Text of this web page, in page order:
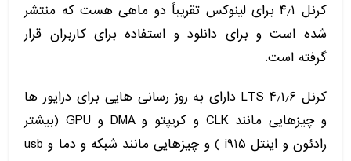
کرنل ۴٫۱
برای لینوکس تقریباً دو ماهی هست که منتشر
شده است و برای دانلود و استفاده برای کاربران قرار
گرفته است.
کرنل
۴٫۱٫۶ LTS
دارای به روز رسانی هایی برای درایور ها
و چیزهایی مانندCLK و کریپتو وDMA و GPU ( بیشتر
رادئون و اینتل i915 ) و چیزهایی مانند شبکه و دما و usb